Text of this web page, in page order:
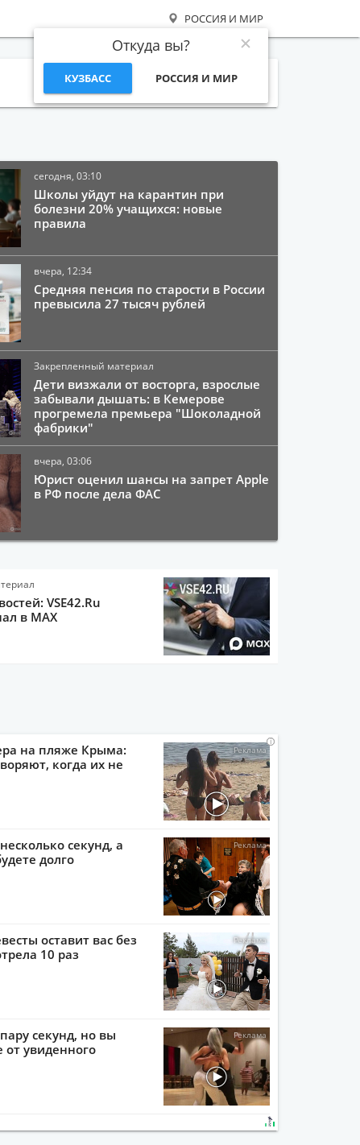
РОССИЯ И МИР
Откуда вы?
КУЗБАСС РОССИЯ И МИР
Поиск
сегодня, 03:10
Школы уйдут на карантин при
болезни 20% учащихся: новые
правила
вчера, 12:34
Средняя пенсия по старости в России
превысила 27 тысяч рублей
Закрепленный материал
Дети визжали от восторга, взрослые
забывали дышать: в Кемерове
прогремела премьера "Шоколадной
фабрики"
вчера, 03:06
Юрист оценил шансы на запрет Apple
в РФ после дела ФАС
VSE42.Ru
в MAX
i
на пляже Крыма:
когда их не
i
секунд, а
долго
i
оставит вас без
10 раз
i
секунд, но вы
от увиденного